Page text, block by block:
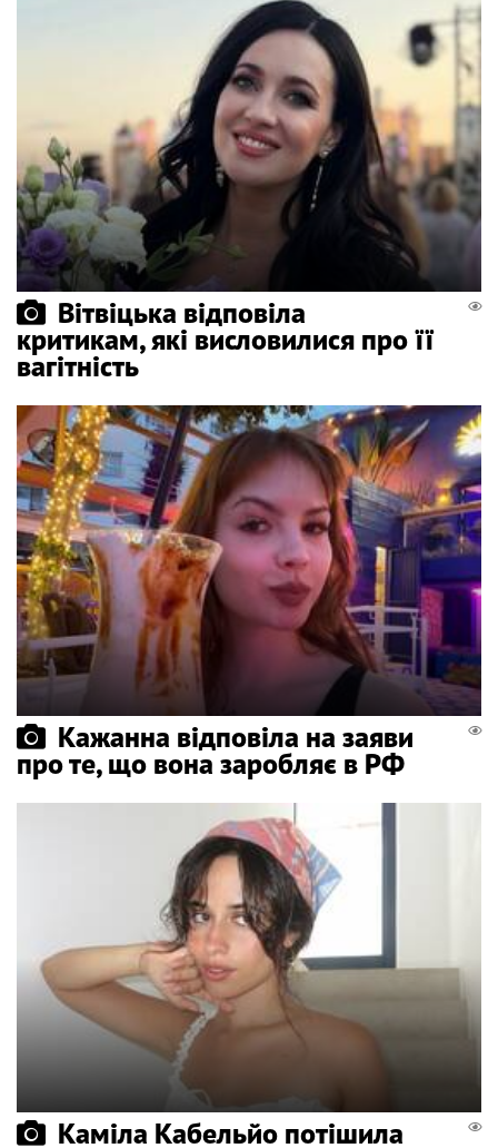
Вітвіцька відповіла
критикам, які висловилися про її
вагітність
Кажанна відповіла на заяви
про те, що вона заробляє в РФ
Каміла Кабельйо потішила